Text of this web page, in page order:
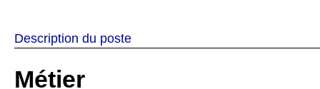
Description du poste
Métier